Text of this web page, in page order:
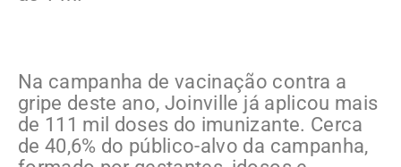
Na campanha de vacinação contra a
gripe deste ano, Joinville já aplicou mais
de 111 mil doses do imunizante. Cerca
de 40,6% do público-alvo da campanha,